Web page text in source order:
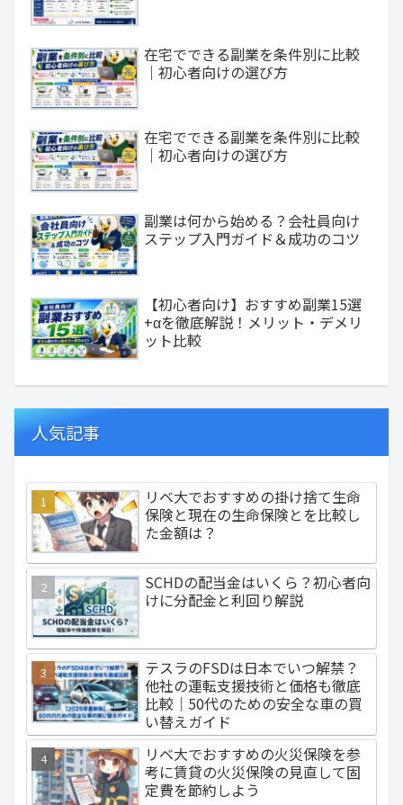
在宅でできる副業を条件別に比較
｜初心者向けの選び方
在宅でできる副業を条件別に比較
｜初心者向けの選び方
副業は何から始める？会社員向け
ステップ入門ガイド＆成功のコツ
【初心者向け】おすすめ副業15選
+αを徹底解説！メリット・デメリ
ット比較
人気記事
リベ大でおすすめの掛け捨て生命
保険と現在の生命保険とを比較し
た金額は？
SCHDの配当金はいくら？初心者向
けに分配金と利回り解説
テスラのFSDは日本でいつ解禁？
他社の運転支援技術と価格も徹底
比較｜50代のための安全な車の買
い替えガイド
リベ大でおすすめの火災保険を参
考に賃貸の火災保険の見直して固
定費を節約しよう